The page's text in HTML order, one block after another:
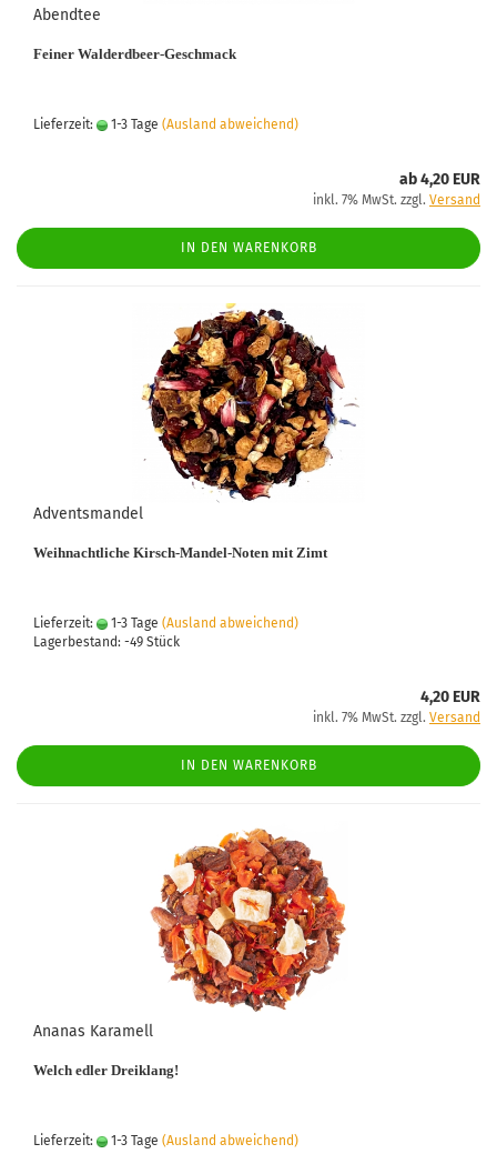
Abendtee
Feiner Walderdbeer-Geschmack
Lieferzeit: 1-3 Tage (Ausland abweichend)
ab 4,20 EUR
inkl. 7% MwSt. zzgl. Versand
IN DEN WARENKORB
Adventsmandel
Weihnachtliche Kirsch-Mandel-Noten mit Zimt
Lieferzeit: 1-3 Tage (Ausland abweichend)
Lagerbestand: -49 Stück
4,20 EUR
inkl. 7% MwSt. zzgl. Versand
IN DEN WARENKORB
Ananas Karamell
Welch edler Dreiklang!
Lieferzeit: 1-3 Tage (Ausland abweichend)